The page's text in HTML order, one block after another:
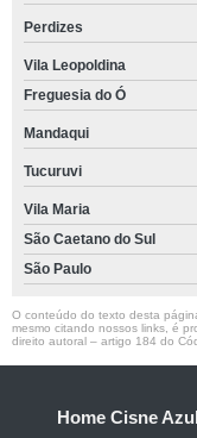
Perdizes
Vila Leopoldina
Freguesia do Ó
Mandaqui
Tucuruvi
Vila Maria
São Caetano do Sul
São Paulo
O conteúdo do texto desta
mesmo citando nossos links, é
direito autoral – artigo 184 do
Home Cisne